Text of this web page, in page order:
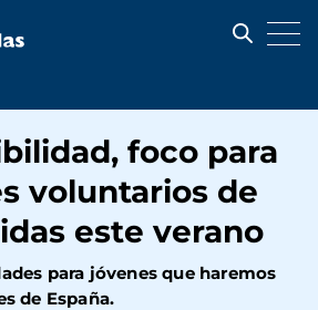
foco para
voluntarios de
este verano
para jóvenes que haremos
de España.